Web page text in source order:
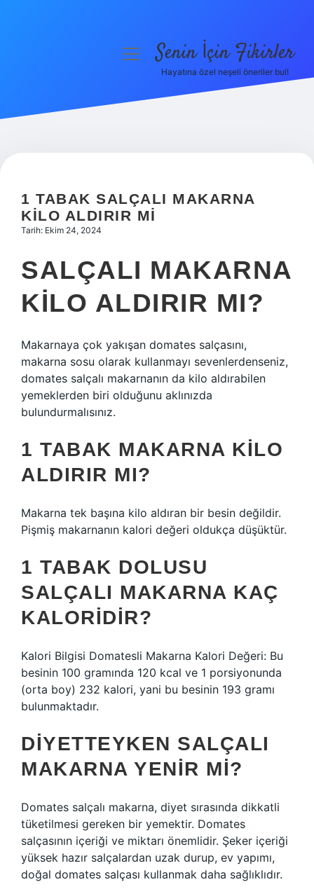
Hakkımızda
menüyüSenin İçin Fikirler
Hayatına özel neşeli öneriler bul!
1 TABAK SALÇALI MAKARNA
KILO ALDIRIR MI
Tarih: Ekim 24, 2024
SALÇALI MAKARNA
KILO ALDIRIR MI?
Makarnaya çok yakışan domates salçasını,
makarna sosu olarak kullanmayı sevenlerdenseniz,
domates salçalı makarnanın da kilo aldırabilen
yemeklerden biri olduğunu aklınızda
bulundurmalısınız.
1 TABAK MAKARNA KILO
ALDIRIR MI?
Makarna tek başına kilo aldıran bir besin değildir.
Pişmiş makarnanın kalori değeri oldukça düşüktür.
1 TABAK DOLUSU
SALÇALI MAKARNA KAÇ
KALORIDIR?
Kalori Bilgisi Domatesli Makarna Kalori Değeri: Bu
besinin 100 gramında 120 kcal ve 1 porsiyonunda
(orta boy) 232 kalori, yani bu besinin 193 gramı
bulunmaktadır.
DIYETTEYKEN SALÇALI
MAKARNA YENIR MI?
Domates salçalı makarna, diyet sırasında dikkatli
tüketilmesi gereken bir yemektir. Domates
salçasının içeriği ve miktarı önemlidir. Şeker içeriği
yüksek hazır salçalardan uzak durup, ev yapımı,
doğal domates salçası kullanmak daha sağlıklıdır.